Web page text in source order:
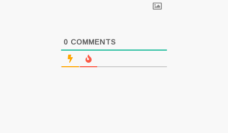
0 COMMENTS